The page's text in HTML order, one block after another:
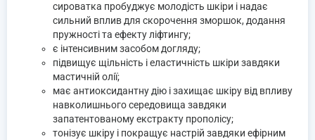
сироватка пробуджує молодість шкіри і надає
сильний вплив для скорочення зморшок, додання
пружності та ефекту ліфтингу;
є інтенсивним засобом догляду;
підвищує щільність і еластичність шкіри завдяки
мастичній олії;
має антиоксидантну дію і захищає шкіру від впливу
навколишнього середовища завдяки
запатентованому екстракту прополісу;
тонізує шкіру і покращує настрій завдяки ефірним